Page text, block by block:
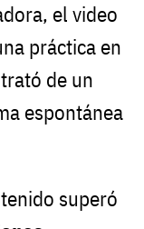
el video
práctica en
de un
espontánea
superó